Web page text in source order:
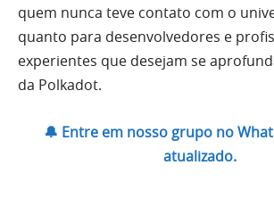
quem nunca teve contato com o
quanto para desenvolvedores e
experientes que desejam se
da Polkadot.
🔔 Entre em nosso grupo no
atualizado.